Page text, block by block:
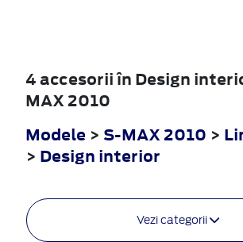
4 accesorii în Design
MAX 2010
Modele > S-MAX 2010 >
> Design interior
Vezi categorii